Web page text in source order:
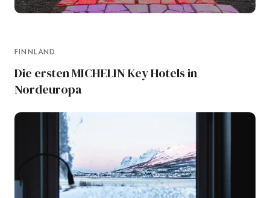
FINNLAND
Die ersten MICHELIN Key Hotels in
Nordeuropa